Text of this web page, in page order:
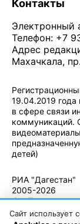
Контакты
Электронный
Телефон: +7
Адрес
Махачкала,
19.04.2019
в сфере связи
коммуникаций.
детей)
РИА "Дагестан"
2005-2026
© - Правила
использования
материалов.
Сайт использует